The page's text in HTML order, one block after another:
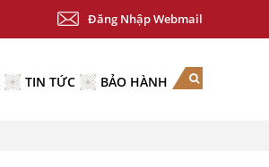
Đăng Nhập Webmail
TIN TỨC BẢO HÀNH